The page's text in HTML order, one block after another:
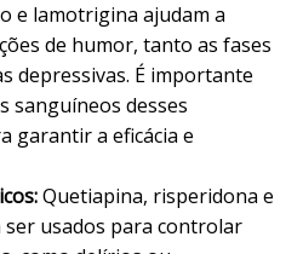
e lamotrigina ajudam a
de humor, tanto as fases
depressivas. É importante
sanguíneos desses
garantir a eficácia e
Quetiapina, risperidona e
usados para controlar